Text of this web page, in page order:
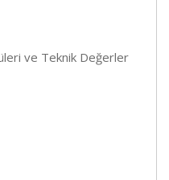
ve Teknik Değerler